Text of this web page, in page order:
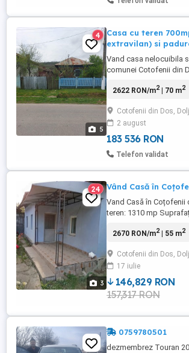
5
4
Casa cu teren
extravilan) si
Vand casa nelocuibila
comunei Cotofenii din
principala ,cu fantana
Terenul casei este de
curte + 400mp arabil)!!
este impartit ...
2622 RON/m2| 70 m2
Cotofenii din Dos, Dolj
2 august
183 536 RON
Telefon validat
3
24 Vând Casă în
Vand Casă în Coțofenii
teren: 1310 mp
Anexă: Clădire separată
și 2 puțuri forate Curent
sobe pe lemne Acte la
actualizat. Pentru ...
2670 RON/m2| 55 m2
Cotofenii din Dos, Dolj
17 iulie
146,829 RON
157,317 RON
0759780501
dezmembrez Touran